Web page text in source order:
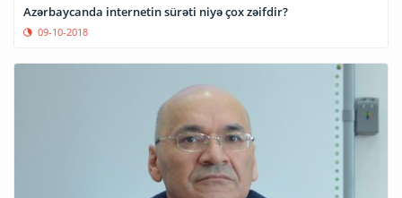
Azərbaycanda internetin sürəti niyə çox zəifdir?
09-10-2018